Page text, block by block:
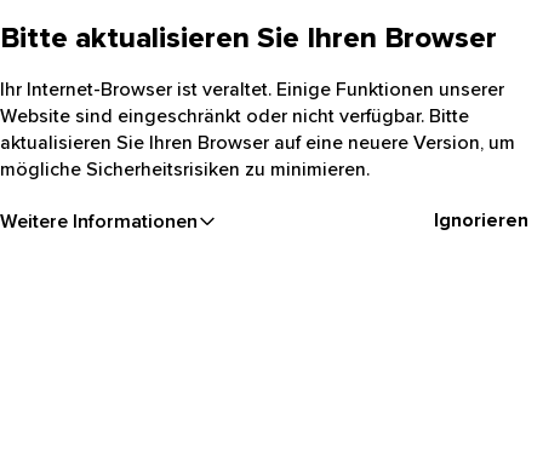
Bitte aktualisieren Sie Ihren Browser
Ihr Internet-Browser ist veraltet. Einige Funktionen unserer
Website sind eingeschränkt oder nicht verfügbar. Bitte
aktualisieren Sie Ihren Browser auf eine neuere Version, um
mögliche Sicherheitsrisiken zu minimieren.
Weitere Informationen Ignorieren